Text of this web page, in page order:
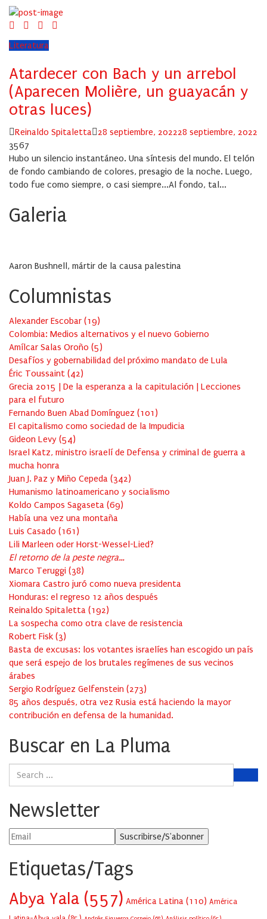
Literatura
Atardecer con Bach y un arrebol
(Aparecen Molière, un guayacán y
otras luces)
Author
Reinaldo Spitaletta
Posted
28 septiembre, 202228 septiembre, 2022
3567
Hubo un silencio instantáneo. Una síntesis del mundo. El telón
de fondo cambiando de colores, presagio de la noche. Luego,
todo fue como siempre, o casi siempre...Al fondo, tal...
Galeria
Aaron Bushnell, mártir de la causa palestina
Columnistas
Alexander Escobar (19)
Colombia: Medios alternativos y el nuevo Gobierno
Amílcar Salas Oroño (5)
Desafíos y gobernabilidad del próximo mandato de Lula
Éric Toussaint (42)
Grecia 2015 | De la esperanza a la capitulación | Lecciones
para el futuro
Fernando Buen Abad Domínguez (101 )
El capitalismo como sociedad de la Impudicia
Gideon Levy (54)
Israel Katz, ministro israelí de Defensa y criminal de guerra a
mucha honra
Juan J. Paz y Miño Cepeda (342)
Humanismo latinoamericano y socialismo
Koldo Campos Sagaseta (69)
Había una vez una montaña
Luis Casado (161 )
Lili Marleen oder Horst-Wessel-Lied?
El retorno de la peste negra…
Marco Teruggi (38)
Xiomara Castro juró como nueva presidenta
Honduras: el regreso 12 años después
Reinaldo Spitaletta (192)
La sospecha como otra clave de resistencia
Robert Fisk (3)
Basta de excusas: los votantes israelíes han escogido un país
que será espejo de los brutales regímenes de sus vecinos
árabes
Sergio Rodríguez Gelfenstein (273)
85 años después, otra vez Rusia está haciendo la mayor
contribución en defensa de la humanidad.
Buscar en La Pluma
Newsletter
Etiquetas/Tags
Abya Yala (557) América Latina (110) América